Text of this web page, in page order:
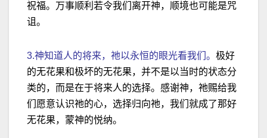
祝福。万事顺利若令我们离开神，顺境也可能是咒
诅。
3.神知道人的将来，祂以永恒的眼光看我们。 极好
的无花果和极坏的无花果，并不是以当时的状态分
类的，而是在于将来人的选择。感谢神，祂赐给我
们愿意认识祂的心，选择归向祂，我们就成了那好
无花果，蒙神的悦纳。